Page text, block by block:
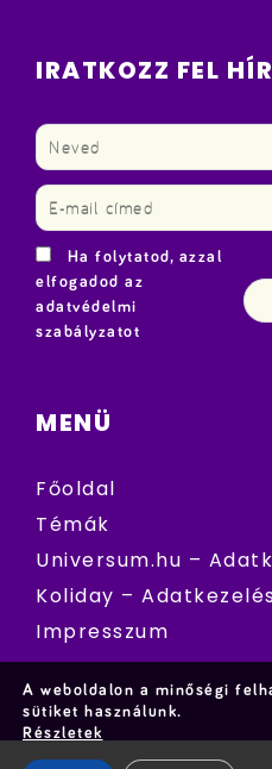
IRATKOZZ FEL
Ha folytatod, azzal
elfogadod az
adatvédelmi
szabályzatot
MENÜ
Főoldal
Témák
Universum.hu –
Koliday –
Impresszum
A weboldalon a minőségi
sütiket használunk.
Részletek